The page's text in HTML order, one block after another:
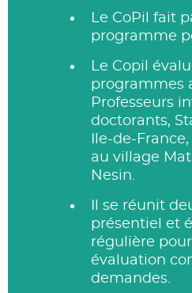
Le CoPil fait
programme
Le Copil
programmes
Professeurs
doctorants,
Ile-de-
au village
Nesin.
Il se réunit
présentiel et
régulière
évaluation
demandes.